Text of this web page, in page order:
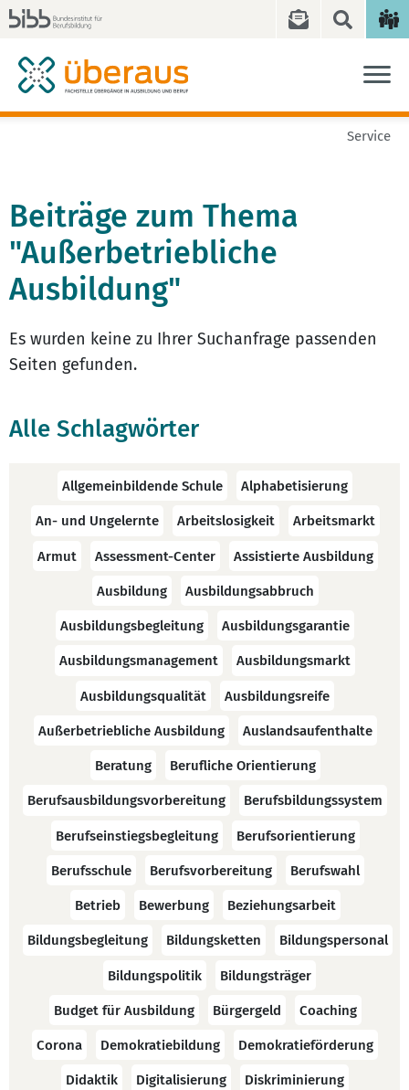
Service
Beiträge zum Thema
"Außerbetriebliche
Ausbildung"
Es wurden keine zu Ihrer Suchanfrage passenden
Seiten gefunden.
Alle Schlagwörter
Allgemeinbildende Schule Alphabetisierung
An- und Ungelernte Arbeitslosigkeit Arbeitsmarkt
Armut Assessment-Center Assistierte Ausbildung
Ausbildung Ausbildungsabbruch
Ausbildungsbegleitung Ausbildungsgarantie
Ausbildungsmanagement Ausbildungsmarkt
Ausbildungsqualität Ausbildungsreife
Außerbetriebliche Ausbildung Auslandsaufenthalte
Beratung Berufliche Orientierung
Berufsausbildungsvorbereitung Berufsbildungssystem
Berufseinstiegsbegleitung Berufsorientierung
Berufsschule Berufsvorbereitung Berufswahl
Betrieb Bewerbung Beziehungsarbeit
Bildungsbegleitung Bildungsketten Bildungspersonal
Bildungspolitik Bildungsträger
Budget für Ausbildung Bürgergeld Coaching
Corona Demokratiebildung Demokratieförderung
Didaktik Digitalisierung Diskriminierung